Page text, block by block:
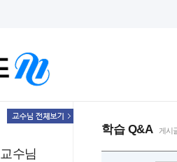
교수님
학습 Q&A 게시